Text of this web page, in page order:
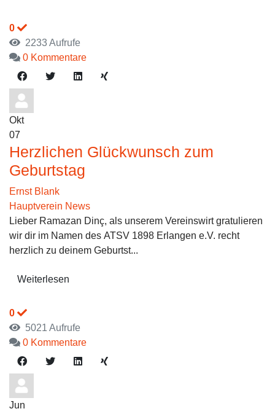
0
2233 Aufrufe
0 Kommentare
Okt
07
Herzlichen Glückwunsch zum
Geburtstag
Ernst Blank
Hauptverein News
Lieber Ramazan Dinç, als unserem Vereinswirt gratulieren
wir dir im Namen des ATSV 1898 Erlangen e.V. recht
herzlich zu deinem Geburtst...
Weiterlesen
0
5021 Aufrufe
0 Kommentare
Jun